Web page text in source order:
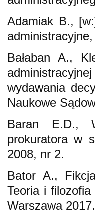
Adamiak B.,
Bałaban A.,
wydawania
Naukowe
Baran E.D.,
prokuratora w
2008, nr 2.
Bator A.,
Teoria i
Warszawa 2017.